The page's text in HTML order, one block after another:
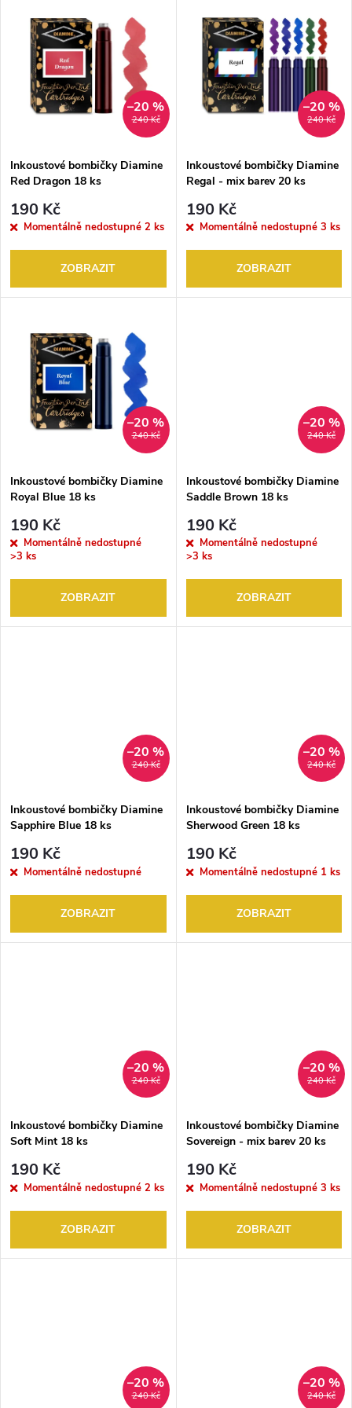
p
r
o
d
Abecedně
s
p
r
ů
240 Kč
–20 %
Inkoustové bombičky Diamine
Red Dragon 18 ks
190 Kč
Momentálně nedostupné 2 ks
ZOBRAZIT
240 Kč
–20 %
Inkoustové bombičky Diamine
Regal - mix barev 20 ks
190 Kč
Momentálně nedostupné 3 ks
ZOBRAZIT
240 Kč
–20 %
Inkoustové bombičky Diamine
Royal Blue 18 ks
190 Kč
Momentálně nedostupné
>3 ks
ZOBRAZIT
240 Kč
–20 %
Inkoustové bombičky Diamine
Saddle Brown 18 ks
190 Kč
Momentálně nedostupné
>3 ks
ZOBRAZIT
240 Kč
–20 %
Inkoustové bombičky Diamine
Sapphire Blue 18 ks
190 Kč
Momentálně nedostupné
ZOBRAZIT
240 Kč
–20 %
Inkoustové bombičky Diamine
Sherwood Green 18 ks
190 Kč
Momentálně nedostupné 1 ks
ZOBRAZIT
240 Kč
–20 %
Inkoustové bombičky Diamine
Soft Mint 18 ks
190 Kč
Momentálně nedostupné 2 ks
ZOBRAZIT
240 Kč
–20 %
Inkoustové bombičky Diamine
Sovereign - mix barev 20 ks
190 Kč
Momentálně nedostupné 3 ks
ZOBRAZIT
240 Kč
–20 %
240 Kč
–20 %